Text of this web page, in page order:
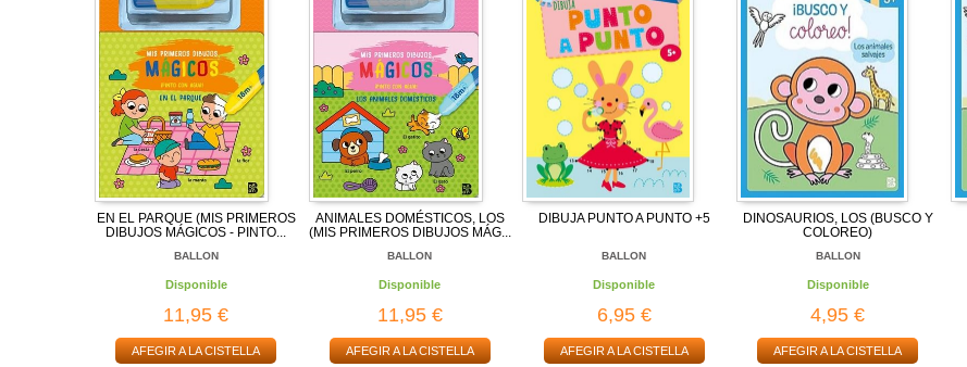
EN EL PARQUE (MIS PRIMEROS
DIBUJOS MÁGICOS - PINTO...
BALLON
Disponible
11,95 €
AFEGIR A LA CISTELLA
ANIMALES DOMÉSTICOS, LOS
(MIS PRIMEROS DIBUJOS MÁG...
BALLON
Disponible
11,95 €
AFEGIR A LA CISTELLA
DIBUJA PUNTO A PUNTO +5
BALLON
Disponible
6,95 €
AFEGIR A LA CISTELLA
DINOSAURIOS, LOS (BUSCO Y
COLOREO)
BALLON
Disponible
4,95 €
AFEGIR A LA CISTELLA